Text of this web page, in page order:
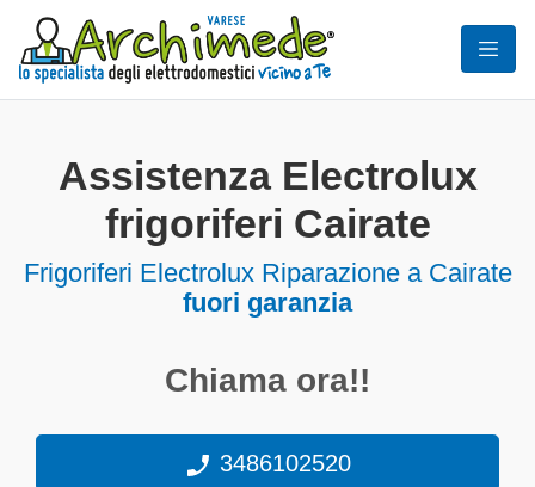
Assistenza Electrolux
frigoriferi Cairate
Frigoriferi Electrolux Riparazione a Cairate
fuori garanzia
Chiama ora!!
3486102520